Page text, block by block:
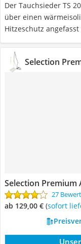
Der Tauchsieder TS
über einen
Hitzeschutz
Selection
Selection Premium
27
ab 129,00 € ( Sofort